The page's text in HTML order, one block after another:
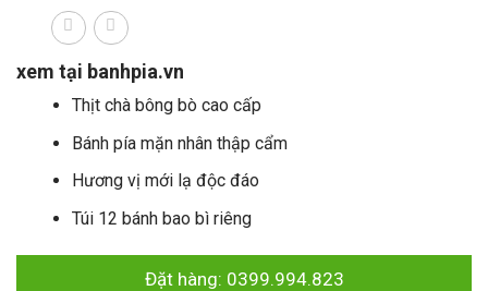
xem tại banhpia.vn
Thịt chà bông bò cao cấp
Bánh pía mặn nhân thập cẩm
Hương vị mới lạ độc đáo
Túi 12 bánh bao bì riêng
Đặt hàng: 0399.994.823